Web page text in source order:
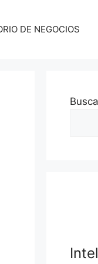
DE NEGOCIOS